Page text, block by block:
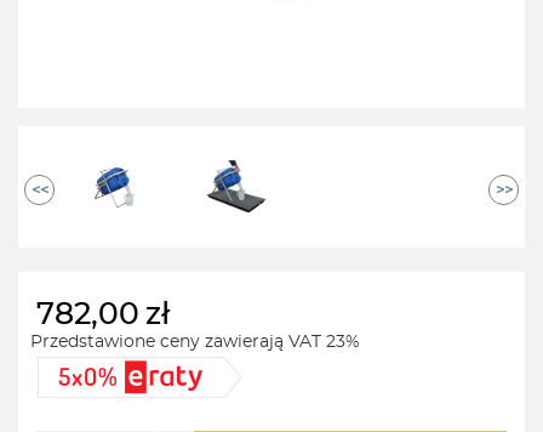
<< >>
782,00 zł
Przedstawione ceny zawierają VAT 23%